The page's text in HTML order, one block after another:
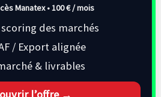
Manatex •100 € / mois
des marchés
/ Export alignée
& livrables